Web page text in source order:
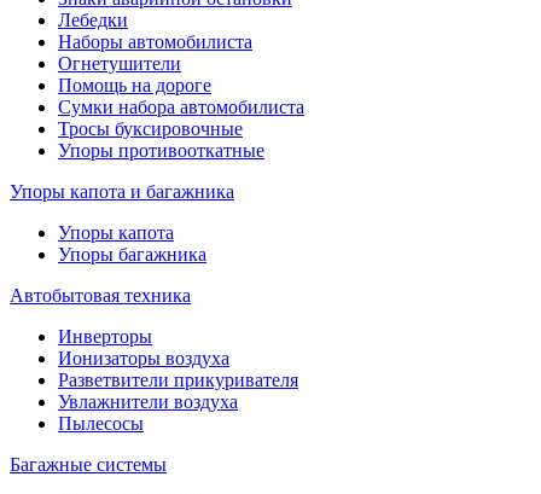
Лебедки
Наборы автомобилиста
Огнетушители
Помощь на дороге
Сумки набора автомобилиста
Тросы буксировочные
Упоры противооткатные
Упоры капота и багажника
Упоры капота
Упоры багажника
Автобытовая техника
Инверторы
Ионизаторы воздуха
Разветвители прикуривателя
Увлажнители воздуха
Пылесосы
Багажные системы